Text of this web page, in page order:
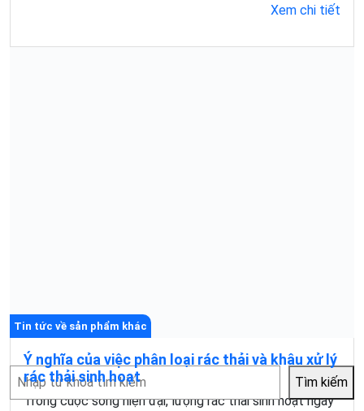
Xem chi tiết
Tin tức về sản phẩm khác
Ý nghĩa của việc phân loại rác thải và khâu xử lý
rác thải sinh hoạt
Trong cuộc sống hiện đại, lượng rác thải sinh hoạt ngày
Tìm
kiếm
Tìm kiếm